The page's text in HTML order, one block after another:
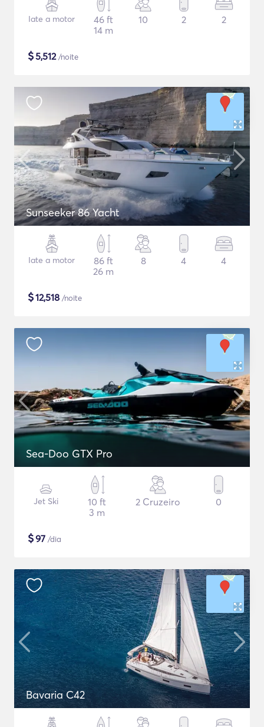
Iate a motor
46 ft
14 m
10 2 2
$5,512/noite
Sunseeker 86 Yacht
Iate a motor
86 ft
26 m
8 4 4
$12,518 /noite
Sea-Doo GTX Pro
Jet Ski
10 ft
3 m
2 Cruzeiro 0
$97 /dia
Bavaria C42